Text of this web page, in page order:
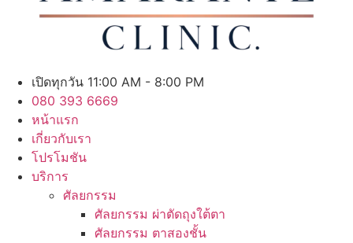
เปิดทุกวัน 11:00 AM - 8:00 PM
080 393 6669
หน้าแรก
เกี่ยวกับเรา
โปรโมชัน
บริการ
ศัลยกรรม
ศัลยกรรม ผ่าตัดถุงใต้ตา
ศัลยกรรม ตาสองชั้น